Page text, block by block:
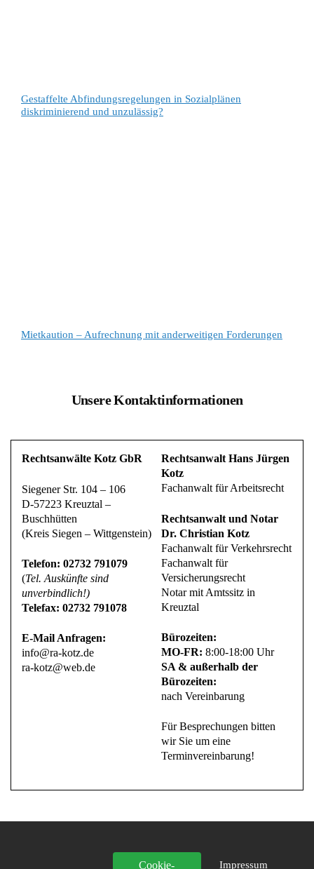
Gestaffelte Abfindungsregelungen in Sozialplänen
diskriminierend und unzulässig?
Mietkaution – Aufrechnung mit anderweitigen Forderungen
Unsere Kontaktinformationen
Rechtsanwälte Kotz GbR
Siegener Str. 104 – 106
D-57223 Kreuztal –
Buschhütten
(Kreis Siegen – Wittgenstein)
Telefon: 02732 791079
(Tel. Auskünfte sind
unverbindlich!)
Telefax: 02732 791078
E-Mail Anfragen:
info@ra-kotz.de
ra-kotz@web.de
Rechtsanwalt Hans Jürgen
Kotz
Fachanwalt für Arbeitsrecht
Rechtsanwalt und Notar
Dr. Christian Kotz
Fachanwalt für Verkehrsrecht
Fachanwalt für
Versicherungsrecht
Notar mit Amtssitz in
Kreuztal
Bürozeiten:
MO-FR:8:00-18:00 Uhr
SA & außerhalb der
Bürozeiten:
nach Vereinbarung
Für Besprechungen bitten
wir Sie um eine
Terminvereinbarung!
Cookie- Impressum